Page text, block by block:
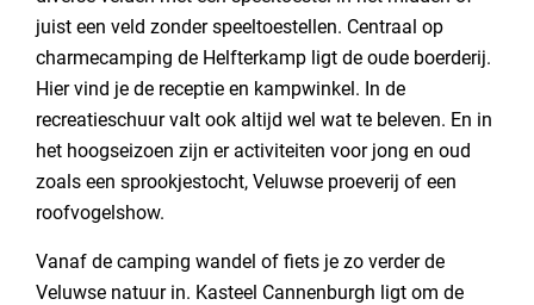
juist een veld zonder speeltoestellen. Centraal op
charmecamping de Helfterkamp ligt de oude boerderij.
Hier vind je de receptie en kampwinkel. In de
recreatieschuur valt ook altijd wel wat te beleven. En in
het hoogseizoen zijn er activiteiten voor jong en oud
zoals een sprookjestocht, Veluwse proeverij of een
roofvogelshow.
Vanaf de camping wandel of fiets je zo verder de
Veluwse natuur in. Kasteel Cannenburgh ligt om de